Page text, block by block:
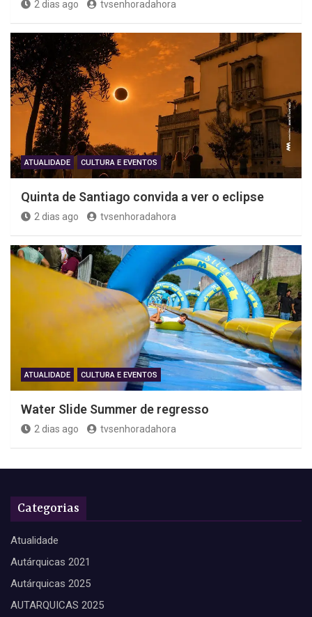
2 dias ago tvsenhoradahora
ATUALIDADE CULTURA E EVENTOS
Quinta de Santiago convida a ver o eclipse
2 dias ago tvsenhoradahora
ATUALIDADE CULTURA E EVENTOS
Water Slide Summer de regresso
2 dias ago tvsenhoradahora
Categorias
Atualidade
Autárquicas 2021
Autárquicas 2025
AUTARQUICAS 2025